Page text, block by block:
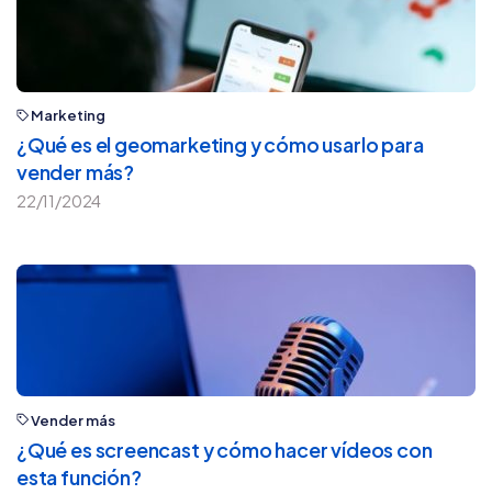
Marketing
¿Qué es el geomarketing y cómo usarlo para
vender más?
22/11/2024
Vender más
¿Qué es screencast y cómo hacer vídeos con
esta función?